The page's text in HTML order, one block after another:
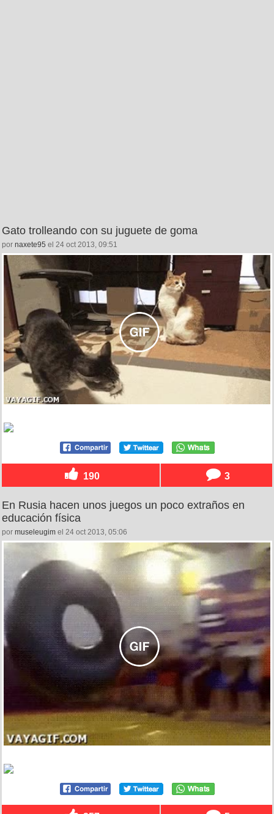
Gato trolleando con su juguete de goma
por naxete95 el 24 oct 2013, 09:51
190 3
En Rusia hacen unos juegos un poco extraños en
educación física
por museleugim el 24 oct 2013, 05:06